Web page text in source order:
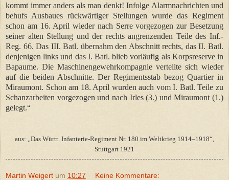
kommt immer anders als man denkt! Infolge Alarmnachrichten und
behufs Ausbaues rückwärtiger Stellungen wurde das Regiment
schon am 16. April wieder nach Serre vorgezogen zur Besetzung
seiner alten Stellung und der rechts angrenzenden Teile des Inf.-
Reg. 66. Das III. Batl. übernahm den Abschnitt rechts, das II. Batl.
denjenigen links und das I. Batl. blieb vorläufig als Korpsreserve in
Bapaume. Die Maschinengewehrkompagnie verteilte sich wieder
auf die beiden Abschnitte. Der Regimentsstab bezog Quartier in
Miraumont. Schon am 18. April wurden auch vom I. Batl. Teile zu
Schanzarbeiten vorgezogen und nach Irles (3.) und Miraumont (1.)
gelegt.“
aus: „Das Württ. Infanterie-Regiment Nr. 180 im Weltkrieg 1914–1918“,
Stuttgart 1921
Martin Weigert um 10:27 Keine Kommentare: